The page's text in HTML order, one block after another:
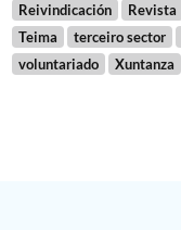
Reivindicación
Revista
Teima
terceiro sector
voluntariado
Xuntanza